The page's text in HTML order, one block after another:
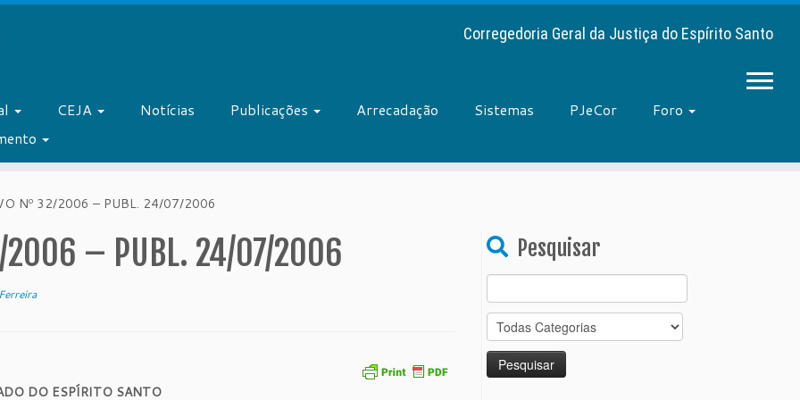
Corregedoria Geral da Justiça do Espírito Santo
CEJA Notícias Publicações Arrecadação Sistemas PJeCor
Foro
Nº 32/2006 – PUBL. 24/07/2006
2006 – PUBL. 24/07/2006
DO ESPÍRITO SANTO
Pesquisar
for: